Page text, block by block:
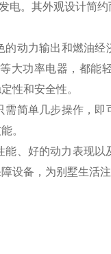
电。其外观设计简
动力输出和燃油
大功率电器，都能
性和安全性。
简单几步操作，
。
、好的动力表现以
设备，为别墅生活